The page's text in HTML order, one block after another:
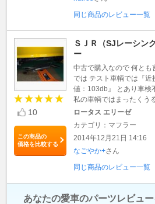
同じ商品のレビュー一覧
10
この商品の
価格を比較する
ＳＪＲ（SJレーシン
ー
中古で購入なので 何と
では テスト車輌では『近
値：103db』 とあり車検
私の車輌ではまったくう
ロータス エリーゼ
カテゴリ：マフラー
2014年12月21日 14:16
なごやか+さん
同じ商品のレビュー一覧
あなたの愛車のパーツレビュ